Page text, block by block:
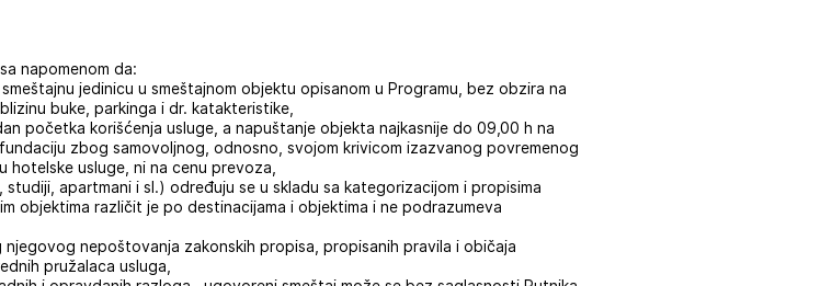
napomenom da:
jedinicu u smeštajnom objektu opisanom u Programu, bez obzira na
buke, parkinga i dr. katakteristike,
početka korišćenja usluge, a napuštanje objekta najkasnije do 09,00 h na
zbog samovoljnog, odnosno, svojom krivicom izazvanog povremenog
usluge, ni na cenu prevoza,
apartmani i sl.) određuju se u skladu sa kategorizacijom i propisima
objektima različit je po destinacijama i objektima i ne podrazumeva
nepoštovanja zakonskih propisa, propisanih pravila i običaja
pružalaca usluga,